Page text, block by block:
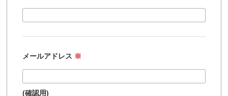
メールアドレス ※
(確認用)